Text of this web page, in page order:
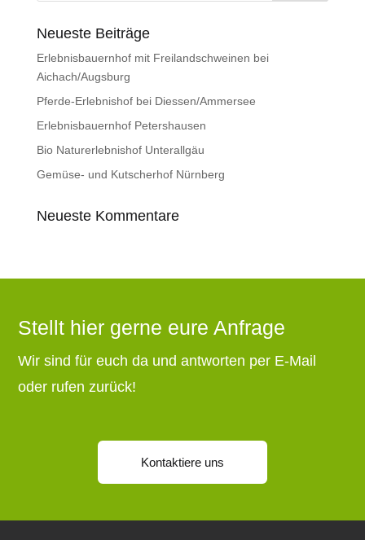
Neueste Beiträge
Erlebnisbauernhof mit Freilandschweinen bei
Aichach/Augsburg
Pferde-Erlebnishof bei Diessen/Ammersee
Erlebnisbauernhof Petershausen
Bio Naturerlebnishof Unterallgäu
Gemüse- und Kutscherhof Nürnberg
Neueste Kommentare
Stellt hier gerne eure Anfrage
Wir sind für euch da und antworten per E-Mail
oder rufen zurück!
Kontaktiere uns